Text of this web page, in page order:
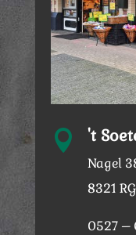
 't
Nagel
8321
0527 –